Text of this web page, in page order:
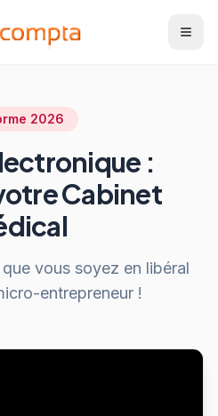
2026
:
Cabinet
vous soyez en libéral
entrepreneur !